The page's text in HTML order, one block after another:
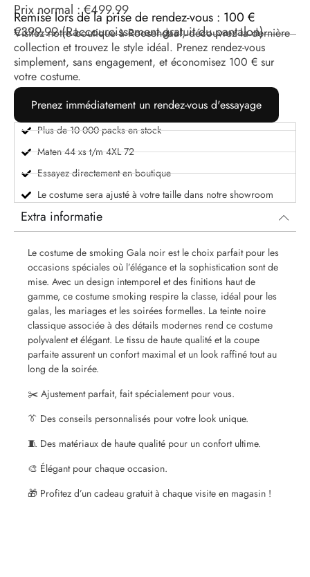
Prix ​​normal :€499.99
Remise lors de la prise de rendez-vous : 100 €
€399.99(Raccourcissement gratuit du pantalon)
Visitez notre boutique à Roosendaal, découvrez la dernière
collection et trouvez le style idéal. Prenez rendez-vous
simplement, sans engagement, et économisez 100 € sur
votre costume.
Prenez immédiatement un rendez-vous d'essayage
Plus de 10 000 packs en stock
Maten 44 xs t/m 4XL 72
Essayez directement en boutique
Le costume sera ajusté à votre taille dans notre showroom
Extra informatie
Le costume de smoking Gala noir est le choix parfait pour les
occasions spéciales où l’élégance et la sophistication sont de
mise. Avec un design intemporel et des finitions haut de
gamme, ce costume smoking respire la classe, idéal pour les
galas, les mariages et les soirées formelles. La teinte noire
classique associée à des détails modernes rend ce costume
polyvalent et élégant. Le tissu de haute qualité et la coupe
parfaite assurent un confort maximal et un look raffiné tout au
long de la soirée.
✂️ Ajustement parfait, fait spécialement pour vous.
👔 Des conseils personnalisés pour votre look unique.
🧵 Des matériaux de haute qualité pour un confort ultime.
🎨 Élégant pour chaque occasion.
🎁 Profitez d’un cadeau gratuit à chaque visite en magasin !